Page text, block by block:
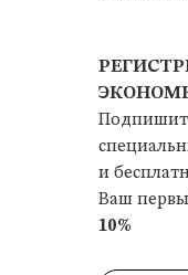
и
Ваш
10%